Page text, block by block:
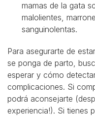
mamas de la gata
malolientes,
sanguinolentas.
Para asegurarte de
se ponga de parto,
esperar y cómo
complicaciones. Si
podrá aconsejarte
experiencia!). Si tienes